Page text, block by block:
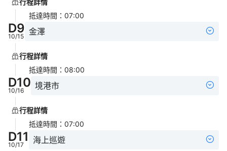
行程詳情
抵達時間 ： 07:00
D9
10/15 金澤
行程詳情
抵達時間 ： 08:00
D10
10/16 境港市
行程詳情
抵達時間 ： 07:00
D11
10/17 海上巡遊